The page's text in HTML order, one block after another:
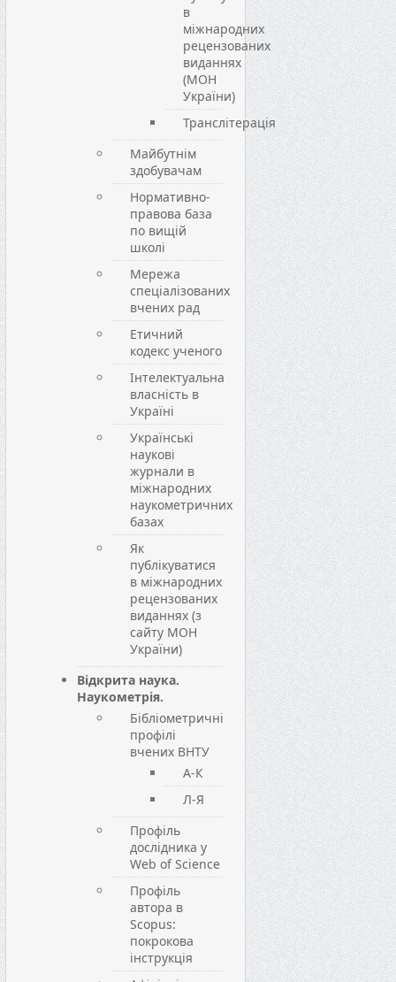
в
міжнародних
рецензованих
виданнях
(МОН
України)
Транслітерація
Майбутнім
здобувачам
Нормативно-
правова база
по вищій
школі
Мережа
спеціалізованих
вчених рад
Етичний
кодекс ученого
Інтелектуальна
власність в
Україні
Українські
наукові
журнали в
міжнародних
наукометричних
базах
Як
публікуватися
в міжнародних
рецензованих
виданнях (з
сайту МОН
України)
Відкрита наука.
Наукометрія.
Бібліометричні
профілі
вчених ВНТУ
А-К
Л-Я
Профіль
дослідника у
Web of Science
Профіль
автора в
Scopus:
покрокова
інструкція